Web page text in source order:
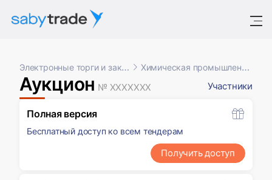
Электронные торги и закупки Химическая промышленность
Аукцион № XXXXXXX Участники
Полная версия
Бесплатный доступ ко всем тендерам
Получить доступ